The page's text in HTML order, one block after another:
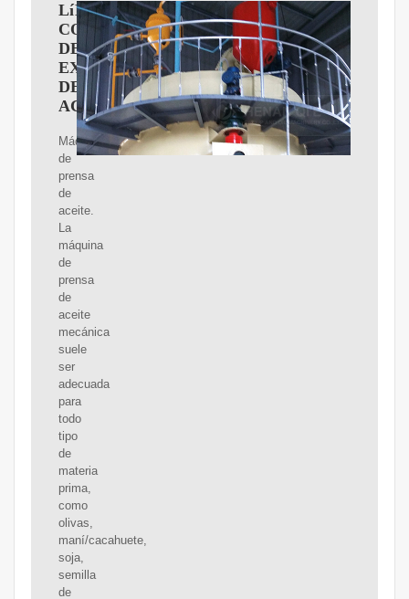
LíNEA
COMPLETA
DE
EXTRACCIóN
DE
ACEITE
Máquina
de
prensa
de
aceite.
La
máquina
de
prensa
de
aceite
mecánica
suele
ser
adecuada
para
todo
tipo
de
materia
prima,
como
olivas,
maní/cacahuete,
soja,
semilla
de